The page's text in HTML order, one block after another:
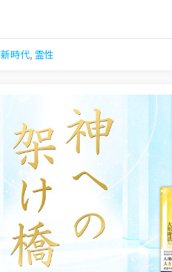
新時代, 霊性